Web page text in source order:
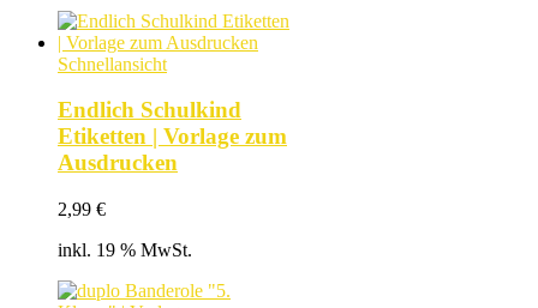
Schnellansicht
Endlich Schulkind
Etiketten | Vorlage zum
Ausdrucken
2,99 €
inkl. 19 % MwSt.